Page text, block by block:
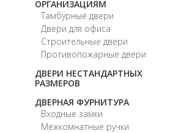
ОРГАНИЗАЦИЯМ
Тамбурные двери
Двери для офиса
Строительные двери
Противопожарные двери
ДВЕРИ НЕСТАНДАРТНЫХ
РАЗМЕРОВ
ДВЕРНАЯ ФУРНИТУРА
Входные замки
Межкомнатные ручки